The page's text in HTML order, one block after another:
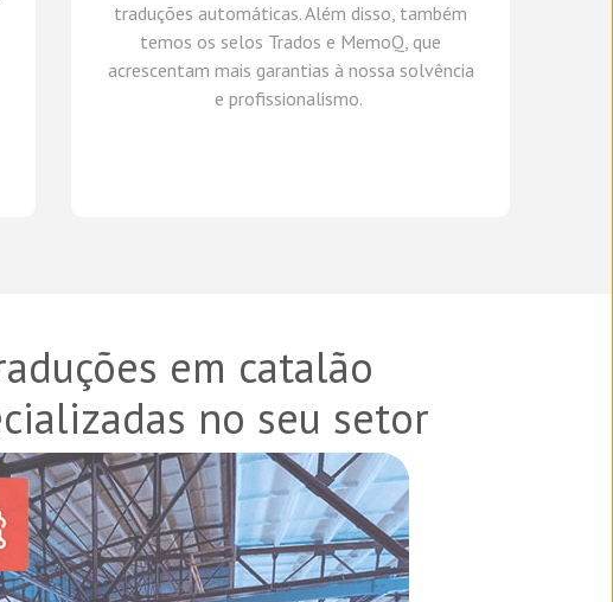
traduções automáticas.Além disso, também
temos os selos Trados e MemoQ, que
acrescentam mais garantias à nossa solvência
e profissionalismo.
em catalão
no seu setor